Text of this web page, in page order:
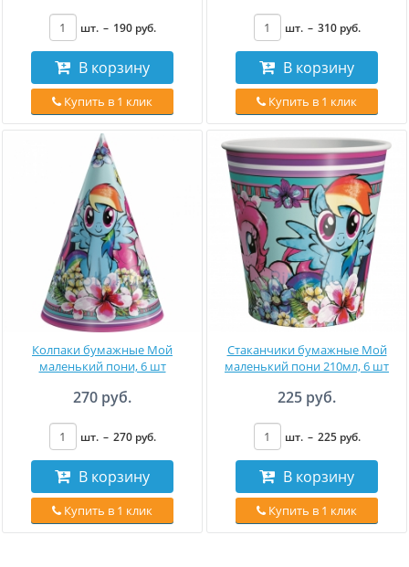
шт. – 190 руб.
В корзину
Купить в 1 клик
шт. – 310 руб.
В корзину
Купить в 1 клик
Колпаки бумажные Мой
маленький пони, 6 шт
270 руб.
шт. – 270 руб.
В корзину
Купить в 1 клик
Стаканчики бумажные Мой
маленький пони 210мл, 6 шт
225 руб.
шт. – 225 руб.
В корзину
Купить в 1 клик